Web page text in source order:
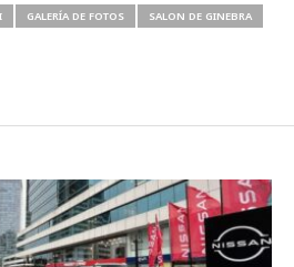
GALERÍA DE FOTOS SALON DE GINEBRA